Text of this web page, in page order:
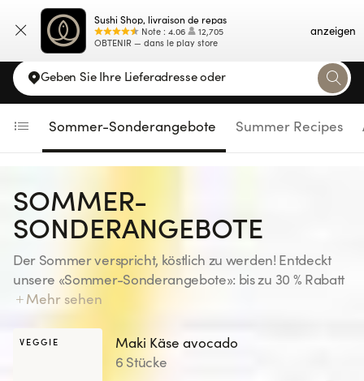
Sushi Shop, livraison de repas
Note : 4.06
12,705
OBTENIR — dans le play store
anzeigen
Karte
Geben Sie Ihre Lieferadresse oder
Sommer-Sonderangebote Summer Recipes
SOMMER-
SONDERANGEBOTE
Der Sommer verspricht, köstlich zu werden! Entdeckt
unsere «Sommer-Sonderangebote»: bis zu 30 % Rabatt
auf ausgewählte Gerichte – für euren Genuss! Haltet
Auswahl. Ausschliesslich auf der Website und in der
Sushi Shop-App erhältlich, bis einschliesslich 23.08.26.
Mehr sehen
VEGGIE
Maki Käse avocado
6 Stücke
Navigated to Sommer-Sonderangebote